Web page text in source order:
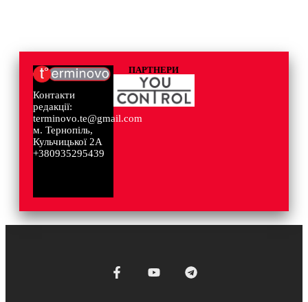
Контакти
редакції:
terminovo.te@gmail.com
м. Тернопіль,
Кульчицької 2А
+380935295439
ПАРТНЕРИ